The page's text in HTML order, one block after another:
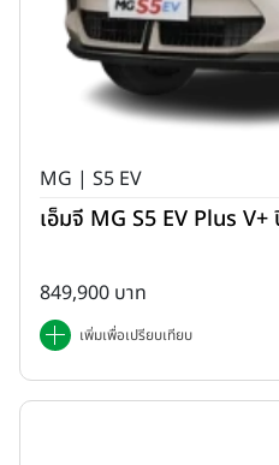
MG | S5 EV
เอ็มจี MG S5 EV Plus V+
849,900 บาท
เพิ่มเพื่อเปรียบเทียบ